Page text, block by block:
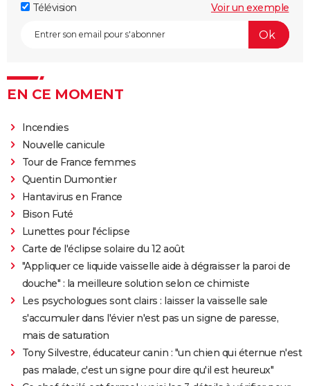
FORUM
Bricolage
Lifestyle
Culture
Television
Voyage
Cinema
Télévision
Voir un exemple
EN CE MOMENT
Incendies
Nouvelle canicule
Tour de France femmes
Quentin Dumontier
Hantavirus en France
Bison Futé
Lunettes pour l'éclipse
Carte de l'éclipse solaire du 12 août
"Appliquer ce liquide vaisselle aide à dégraisser la paroi de
douche" : la meilleure solution selon ce chimiste
Les psychologues sont clairs : laisser la vaisselle sale
s'accumuler dans l'évier n'est pas un signe de paresse,
mais de saturation
Tony Silvestre, éducateur canin : "un chien qui éternue n'est
pas malade, c'est un signe pour dire qu'il est heureux"